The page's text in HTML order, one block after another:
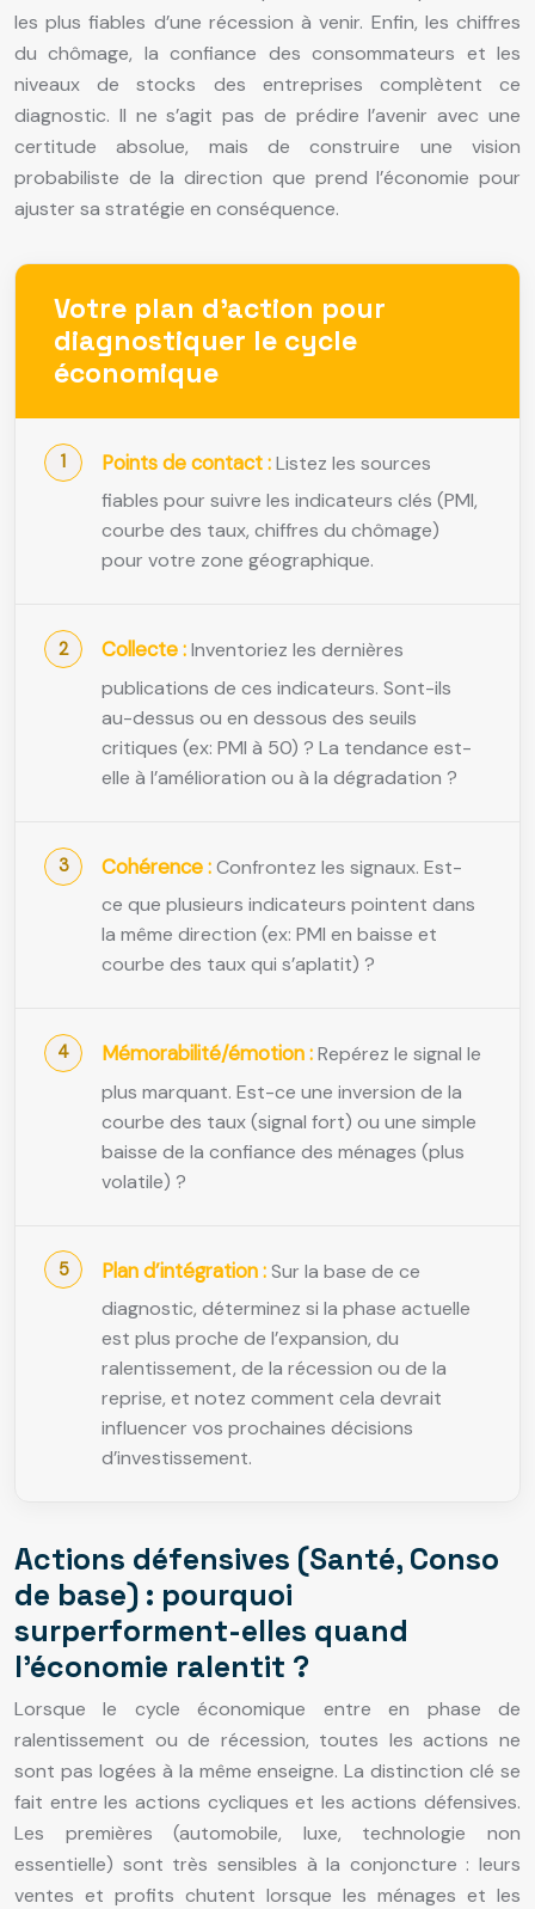
les plus fiables d’une récession à venir. Enfin, les chiffres
du chômage, la confiance des consommateurs et les
niveaux de stocks des entreprises complètent ce
diagnostic. Il ne s’agit pas de prédire l’avenir avec une
certitude absolue, mais de construire une vision
probabiliste de la direction que prend l’économie pour
ajuster sa stratégie en conséquence.
Votre plan d’action pour
diagnostiquer le cycle
économique
Points de contact :Listez les sources
fiables pour suivre les indicateurs clés (PMI,
courbe des taux, chiffres du chômage)
pour votre zone géographique.
Collecte :Inventoriez les dernières
publications de ces indicateurs. Sont-ils
au-dessus ou en dessous des seuils
critiques (ex: PMI à 50) ? La tendance est-
elle à l’amélioration ou à la dégradation ?
Cohérence :Confrontez les signaux. Est-
ce que plusieurs indicateurs pointent dans
la même direction (ex: PMI en baisse et
courbe des taux qui s’aplatit) ?
Mémorabilité/émotion :Repérez le signal le
plus marquant. Est-ce une inversion de la
courbe des taux (signal fort) ou une simple
baisse de la confiance des ménages (plus
volatile) ?
Plan d’intégration :Sur la base de ce
diagnostic, déterminez si la phase actuelle
est plus proche de l’expansion, du
ralentissement, de la récession ou de la
reprise, et notez comment cela devrait
influencer vos prochaines décisions
d’investissement.
Actions défensives (Santé, Conso
de base) : pourquoi
surperforment-elles quand
l’économie ralentit ?
Lorsque le cycle économique entre en phase de
ralentissement ou de récession, toutes les actions ne
sont pas logées à la même enseigne. La distinction clé se
fait entre les actions cycliques et les actions défensives.
Les premières (automobile, luxe, technologie non
essentielle) sont très sensibles à la conjoncture : leurs
ventes et profits chutent lorsque les ménages et les